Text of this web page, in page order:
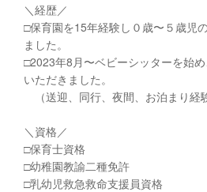
＼経歴／
□︎保育園を15年経験し０歳〜５歳児
ました。
□︎2023年8月〜ベビーシッターを始
いただきました。
（送迎、同行、夜間、お泊まり経
＼資格／
□︎保育士資格
□︎幼稚園教諭二種免許
□︎乳幼児救急救命支援員資格